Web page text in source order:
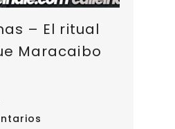
– El ritual
Maracaibo